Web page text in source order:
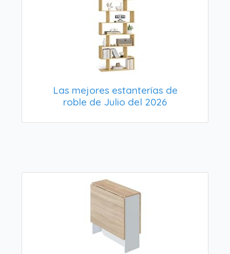
Las mejores estanterías de
roble de Julio del 2026